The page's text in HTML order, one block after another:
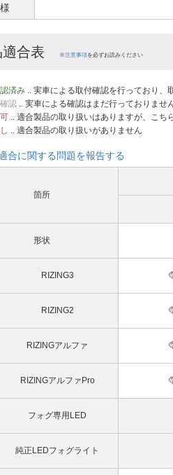
合表 ※注意事項を必ずお読みください
済み .. 実車による取付確認を行っており、
認 .. 実車による確認はまだ行っておりませ
.. 適合製品の取り扱いはありますが、こち
.. 適合製品の取り扱いがありません
合に関する問題を報告する
箇所
形状
RIZING3
RIZING2
RIZINGアルファ
RIZINGアルファPro
フォグ専用LED
純正LEDフォグライト